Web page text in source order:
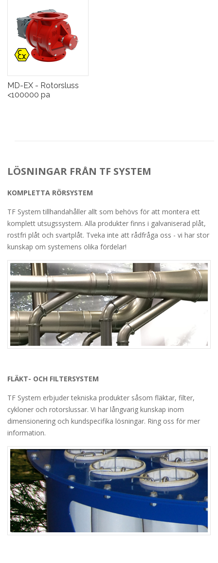
MD-EX - Rotorsluss
<100000 pa
LÖSNINGAR FRÅN TF SYSTEM
KOMPLETTA RÖRSYSTEM
TF System tillhandahåller allt som behövs för att montera ett
komplett utsugssystem. Alla produkter finns i galvaniserad plåt,
rostfri plåt och svartplåt. Tveka inte att rådfråga oss - vi har stor
kunskap om systemens olika fördelar!
FLÄKT- OCH FILTERSYSTEM
TF System erbjuder tekniska produkter såsom fläktar, filter,
cykloner och rotorslussar. Vi har långvarig kunskap inom
dimensionering och kundspecifika lösningar. Ring oss för mer
information.